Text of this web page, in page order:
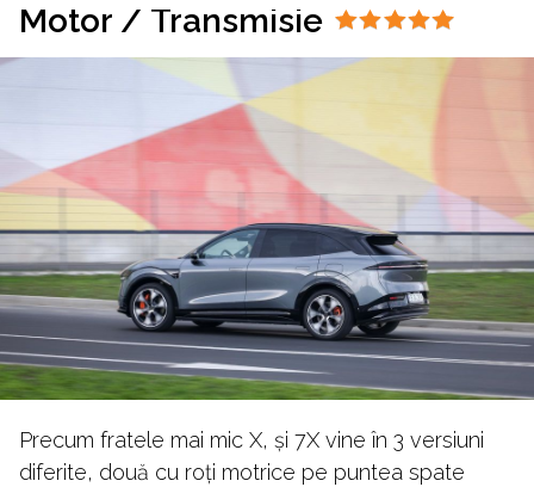
Motor / Transmisie
Precum fratele mai mic X, și 7X vine în 3 versiuni
diferite, două cu roți motrice pe puntea spate